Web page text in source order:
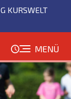
KURSWELT
MENÜ